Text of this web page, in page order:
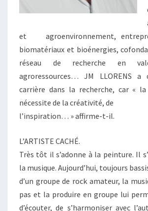
et agroenvironnement,
biomatériaux et bioénergies,
réseau de recherche en
agroressources… JM LLORENS
carrière dans la recherche, car « la
nécessite de la créativité, de
l’inspiration… » affirme-t-il.
L’ARTISTE CACHÉ.
Très tôt il s’adonne à la peinture. Il
la musique. Aujourd’hui, toujours
d’un groupe de rock amateur, la
pas et la produire en groupe lui
d’écouter, de s’harmoniser avec